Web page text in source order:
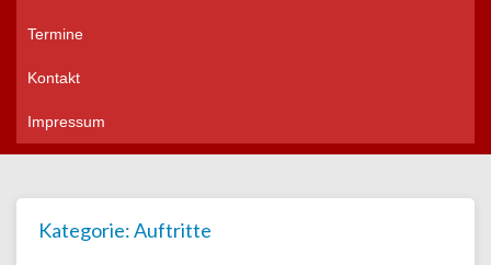
Termine
Kontakt
Impressum
Kategorie:Auftritte